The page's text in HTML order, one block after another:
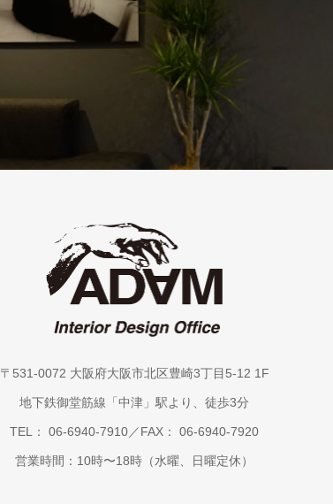
〒531-0072 大阪府大阪市北区豊崎3丁目5-12 1F
地下鉄御堂筋線「中津」駅より、徒歩3分
TEL： 06-6940-7910／FAX： 06-6940-7920
営業時間：10時〜18時（水曜、日曜定休）